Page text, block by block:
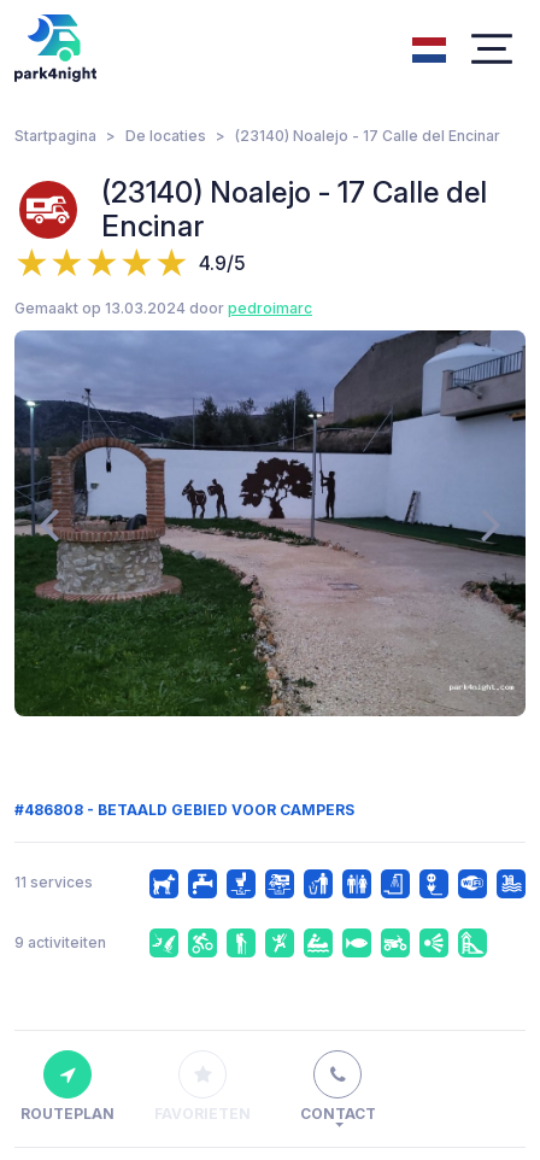
Startpagina De locaties (23140) Noalejo - 17 Calle del Encinar
(23140) Noalejo - 17 Calle del
Encinar
4.9/5
Gemaakt op 13.03.2024 door pedroimarc
#486808 - BETAALD GEBIED VOOR CAMPERS
11 services
9 activiteiten
ROUTEPLAN FAVORIETEN CONTACT